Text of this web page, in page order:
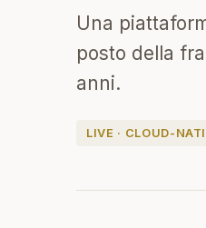
Una
posto della
anni.
LIVE · CLOUD-